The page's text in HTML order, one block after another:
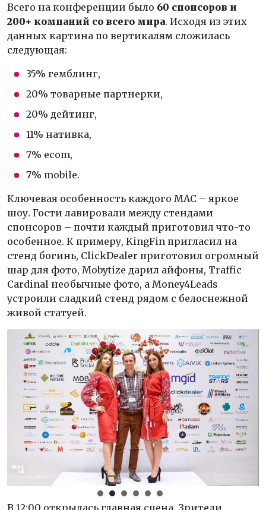
Всего на конференции было 60 спонсоров и
200+ компаний со всего мира. Исходя из этих
данных картина по вертикалям сложилась
следующая:
35% гемблинг,
20% товарные партнерки,
20% дейтинг,
11% нативка,
7% ecom,
7% mobile.
Ключевая особенность каждого МАС – яркое
шоу. Гости лавировали между стендами
спонсоров – почти каждый приготовил что-то
особенное. К примеру, KingFin пригласил на
стенд богинь, ClickDealer приготовил огромный
шар для фото, Mobytize дарил айфоны, Traffic
Cardinal необычные фото, а Money4Leads
устроили сладкий стенд рядом с белоснежной
живой статуей.